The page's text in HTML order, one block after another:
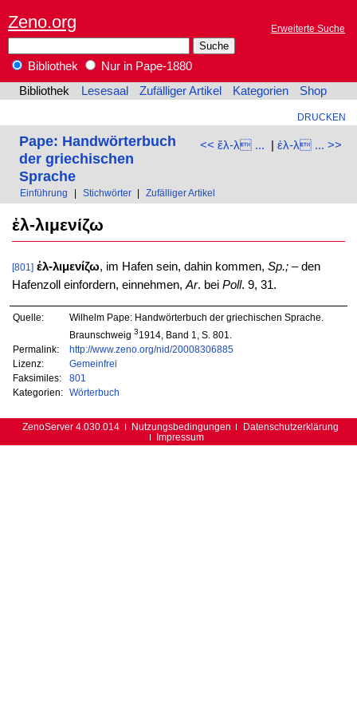
Zeno.org Erweiterte Suche
Bibliothek
Nur in Pape-1880
Bibliothek
Lesesaal Zufälliger Artikel Kategorien Shop
DRUCKEN
<< ἔλ-λ ... | ἐλ-λ ... >>
Pape: Handwörterbuch
der griechischen
Sprache
Einführung Stichwörter Zufälliger Artikel
ἐλ-λιμενίζω
[801] ἐλ-λιμενίζω, im Hafen sein, dahin kommen, Sp.;– den
Hafenzoll einfordern, einnehmen,Ar. bei Poll. 9, 31.
Quelle:
Wilhelm Pape: Handwörterbuch der griechischen Sprache.
Braunschweig 31914, Band 1, S. 801.
Permalink:
http://www.zeno.org/nid/20008306885
Lizenz:
Gemeinfrei
Faksimiles:
801
Kategorien:
Wörterbuch
ZenoServer 4.030.014 Nutzungsbedingungen
Datenschutzerklärung
Impressum